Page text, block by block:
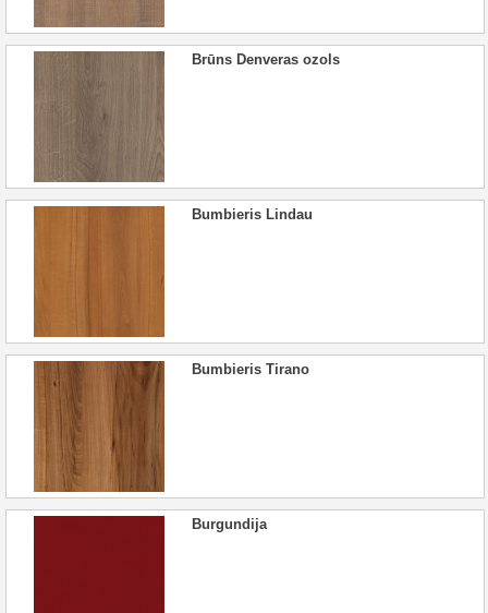
Brūns Denveras ozols
Bumbieris Lindau
Bumbieris Tirano
Burgundija